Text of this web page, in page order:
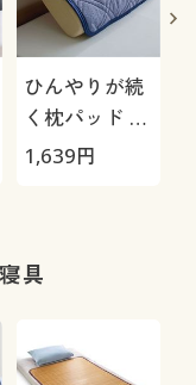
ひんやりが続
く枕パッド ス
マートドライ
1,639円
具